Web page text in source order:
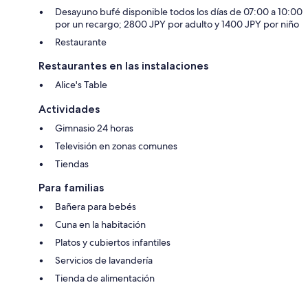
Desayuno bufé disponible todos los días de 07:00 a 10:00
por un recargo; 2800 JPY por adulto y 1400 JPY por niño
Restaurante
Restaurantes en las instalaciones
Alice's Table
Actividades
Gimnasio 24 horas
Televisión en zonas comunes
Tiendas
Para familias
Bañera para bebés
Cuna en la habitación
Platos y cubiertos infantiles
Servicios de lavandería
Tienda de alimentación